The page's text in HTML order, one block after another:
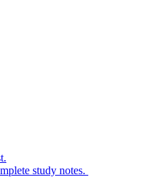
study notes.